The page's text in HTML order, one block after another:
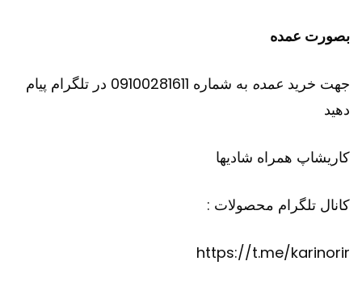
بصورت عمده
جهت خرید عمده
به شماره 09100281611 در تلگرام پیام
دهید
کاریشاپ همراه شادیها
کانال تلگرام محصولات :
https://t.me/karinorir